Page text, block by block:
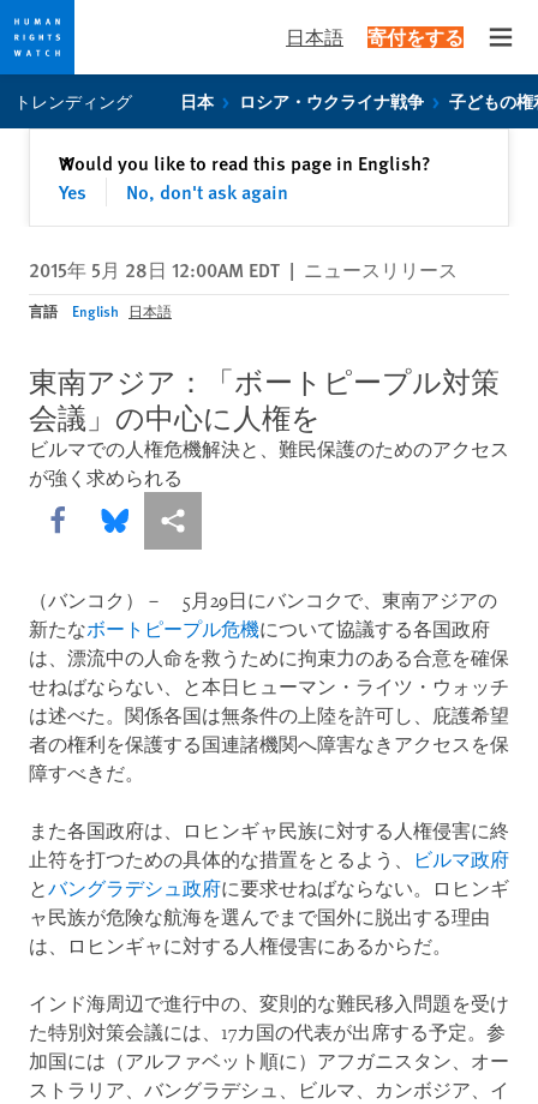
privacy
content
日本語 寄付をする
トレンディング 日本 ロシア・ウクライナ戦争 子どもの権
Would you like to read this page in English?
Yes
No, don't ask again
✕閉じる
2015年 5月 28日 12:00AM EDT | ニュースリリース
言語 English 日本語
東南アジア：「ボートピープル対策
会議」の中心に人権を
ビルマでの人権危機解決と、難民保護のためのアクセス
が強く求められる
Share this via Facebook
Share this via Bluesky
More sharing options
（バンコク）－ 5月29日にバンコクで、東南アジアの
新たなボートピープル危機について協議する各国政府
は、漂流中の人命を救うために拘束力のある合意を確保
せねばならない、と本日ヒューマン・ライツ・ウォッチ
は述べた。関係各国は無条件の上陸を許可し、庇護希望
者の権利を保護する国連諸機関へ障害なきアクセスを保
障すべきだ。
また各国政府は、ロヒンギャ民族に対する人権侵害に終
止符を打つための具体的な措置をとるよう、
ビルマ政府
とバングラデシュ政府に要求せねばならない。ロヒンギ
ャ民族が危険な航海を選んでまで国外に脱出する理由
は、ロヒンギャに対する人権侵害にあるからだ。
インド海周辺で進行中の、変則的な難民移入問題を受け
た特別対策会議には、17カ国の代表が出席する予定。参
加国には（アルファベット順に）アフガニスタン、オー
ストラリア、バングラデシュ、ビルマ、カンボジア、イ